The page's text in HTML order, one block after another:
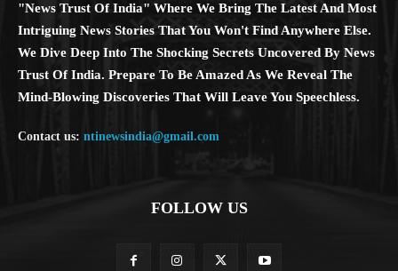
"News Trust Of India" Where We Bring The Latest And Most
Intriguing News Stories That You Won't Find Anywhere Else.
We Dive Deep Into The Shocking Secrets Uncovered By News
Trust Of India. Prepare To Be Amazed As We Reveal The
Mind-Blowing Discoveries That Will Leave You Speechless.
Contact us: ntinewsindia@gmail.com
FOLLOW US